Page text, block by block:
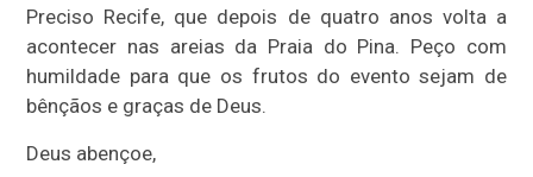
Preciso Recife, que depois de quatro anos volta a
acontecer nas areias da Praia do Pina. Peço com
humildade para que os frutos do evento sejam de
bênçãos e graças de Deus.
Deus abençoe,